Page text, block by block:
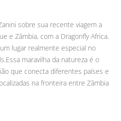
sobre sua recente viagem a
e Zâmbia, com a Dragonfly Africa.
lugar realmente especial no
maravilha da natureza é o
que conecta diferentes países e
na fronteira entre Zâmbia